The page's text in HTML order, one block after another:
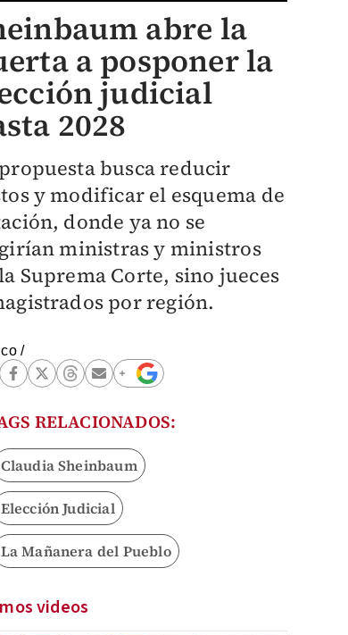
abre la
a posponer la
judicial
2028
busca reducir
y modificar el esquema de
donde ya no se
ministras y ministros
Suprema Corte, sino jueces
por región.
/
RELACIONADOS:
Claudia Sheinbaum
Elección Judicial
La Mañanera del Pueblo
videos